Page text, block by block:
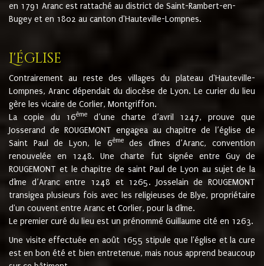
en 1791 Aranc est rattaché au district de Saint-Rambert-en-
Bugey et en 1802 au canton d'Hauteville-Lompnes.
L'église
Contrairement au reste des villages du plateau d'Hauteville-
Lompnes, Aranc dépendait du diocèse de Lyon. Le curier du lieu
gère les vicaire de Corlier, Montgriffon.
La copie du 16ème
d’une charte d’avril 1247, prouve que
Josserand de ROUGEMONT engagea au chapitre de l’église de
Saint Paul de Lyon, le 6èmedes dîmes d’Aranc, convention
renouvelée en 1248. Une charte fut signée entre Guy de
ROUGEMONT et le chapitre de saint Paul de Lyon au sujet de la
dîme d’Aranc entre 1248 et 1265. Josselain de ROUGEMONT
transigea plusieurs fois avec les religieuses de Blye, propriétaire
d'un couvent entre Aranc et Corlier, pour la dîme.
Le premier curé du lieu est un prénommé Guillaume cité en 1263.
Une visite effectuée en août 1655 stipule que l'église et la cure
est en bon été et bien entretenue, mais nous apprend beaucoup